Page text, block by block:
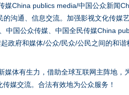
媒China publics media/中国公众新闻
沟通、信息交流。加强影视文化传媒
中国公众传媒、中国全民传媒China
政府和媒体/公众/民众/公民之间的和
媒体有生力，借助全球互联网主阵地
媒交流。合法有效地为公众服务！